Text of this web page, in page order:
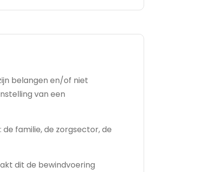
belangen en/of niet
van een
familie, de zorgsector, de
dit de bewindvoering